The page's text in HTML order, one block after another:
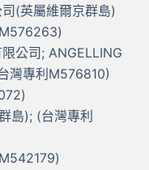
(英屬維爾京群島)
公司; ANGELLING
灣專利M576810)
島); (台灣專利